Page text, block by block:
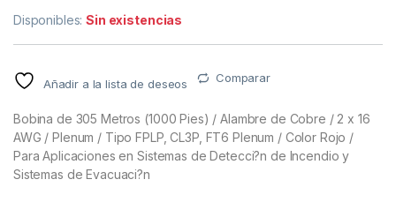
Disponibles:Sin existencias
Añadir a la lista de deseos Comparar
Bobina de 305 Metros (1000 Pies) / Alambre de Cobre / 2 x 16
AWG / Plenum / Tipo FPLP, CL3P, FT6 Plenum / Color Rojo /
Para Aplicaciones en Sistemas de Detecci?n de Incendio y
Sistemas de Evacuaci?n